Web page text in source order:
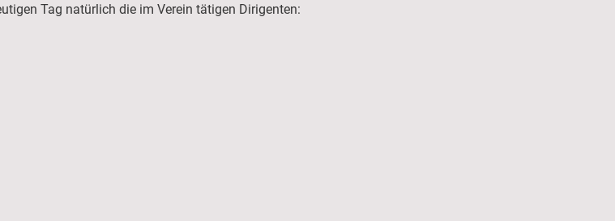
Tag natürlich die im Verein tätigen Dirigenten: